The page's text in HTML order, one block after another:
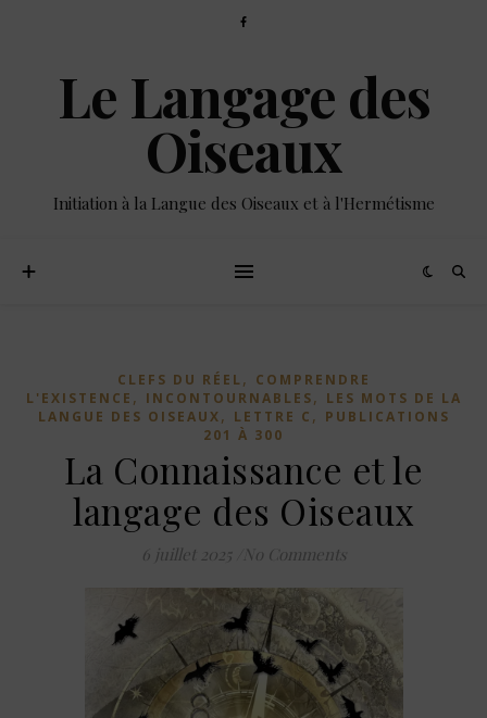
Le Langage des
Oiseaux
Initiation à la Langue des Oiseaux et à l'Hermétisme
CLEFS DU RÉEL, COMPRENDRE
L'EXISTENCE , INCONTOURNABLES, LES MOTS DE LA
LANGUE DES OISEAUX, LETTRE C , PUBLICATIONS
201 À 300
La Connaissance et le
langage des Oiseaux
6 juillet 2025 No Comments